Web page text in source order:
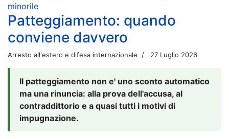
minorile
Patteggiamento: quando
conviene davvero
Arresto all'estero e difesa internazionale 27 Luglio 2026
Il patteggiamento non e' uno sconto automatico
ma una rinuncia: alla prova dell'accusa, al
contraddittorio e a quasi tutti i motivi di
impugnazione.